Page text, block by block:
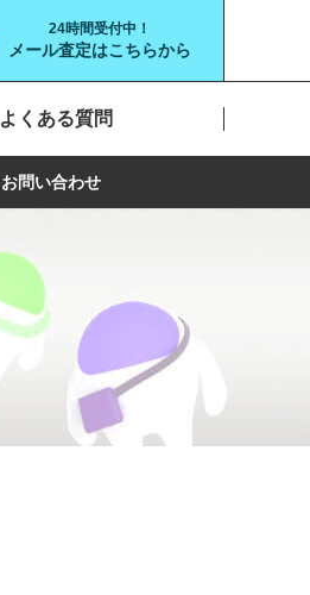
24時間受付中！
メール査定はこちらから
よくある質問
お問い合わせ